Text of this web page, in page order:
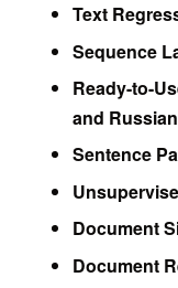
Text
Sequence
Ready-to-
and Russian
Sentence
Document
Document